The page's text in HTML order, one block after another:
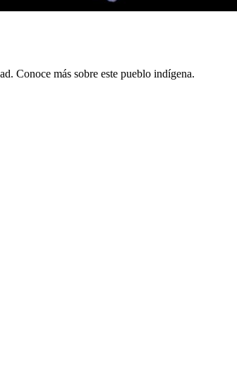
Conoce más sobre este pueblo indígena.